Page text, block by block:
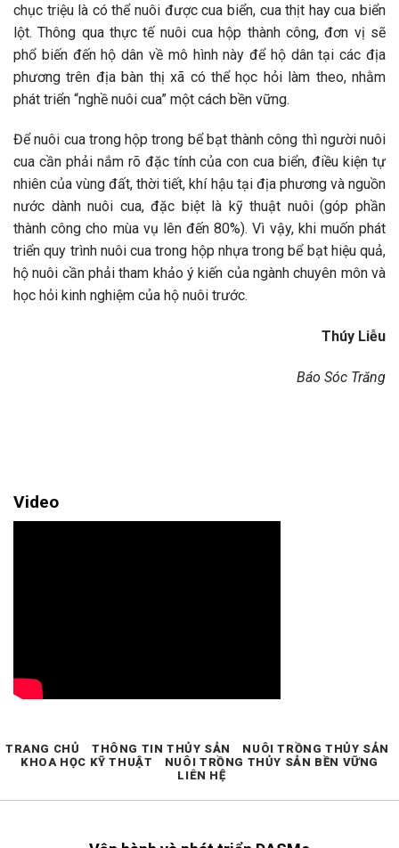
chục triệu là có thể nuôi được cua biển, cua thịt hay cua biển
lột. Thông qua thực tế nuôi cua hộp thành công, đơn vị sẽ
phổ biến đến hộ dân về mô hình này để hộ dân tại các địa
phương trên địa bàn thị xã có thể học hỏi làm theo, nhằm
phát triển “nghề nuôi cua” một cách bền vững.
Để nuôi cua trong hộp trong bể bạt thành công thì người nuôi
cua cần phải nắm rõ đặc tính của con cua biển, điều kiện tự
nhiên của vùng đất, thời tiết, khí hậu tại địa phương và nguồn
nước dành nuôi cua, đặc biệt là kỹ thuật nuôi (góp phần
thành công cho mùa vụ lên đến 80%). Vì vậy, khi muốn phát
triển quy trình nuôi cua trong hộp nhựa trong bể bạt hiệu quả,
hộ nuôi cần phải tham khảo ý kiến của ngành chuyên môn và
học hỏi kinh nghiệm của hộ nuôi trước.
Thúy Liễu
Báo Sóc Trăng
Video
TRANG CHỦ THÔNG TIN THỦY SẢN
NUÔI TRỒNG THỦY SẢN
KHOA HỌC KỸ THUẬT
NUÔI TRỒNG THỦY SẢN BỀN VỮNG
LIÊN HỆ